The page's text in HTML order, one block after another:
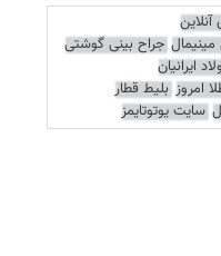
آنلاین
جراح بینی گوشتی
ایرانیان
امروز بلیط قطار
سایت یوتوتایمز